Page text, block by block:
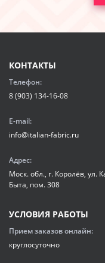
КОНТАКТЫ
Телефон:
8 (903) 134-16-08
E-mail:
info@italian-fabric.ru
Адрес:
Моск. обл., г. Королёв, ул.
Быта, пом. 308
УСЛОВИЯ РАБОТЫ
Прием заказов онлайн:
круглосуточно